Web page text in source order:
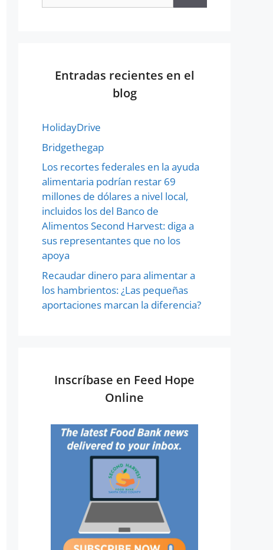
Entradas recientes en el
blog
HolidayDrive
Bridgethegap
Los recortes federales en la ayuda
alimentaria podrían restar 69
millones de dólares a nivel local,
incluidos los del Banco de
Alimentos Second Harvest: diga a
sus representantes que no los
apoya
Recaudar dinero para alimentar a
los hambrientos: ¿Las pequeñas
aportaciones marcan la diferencia?
Inscríbase en Feed Hope
Online